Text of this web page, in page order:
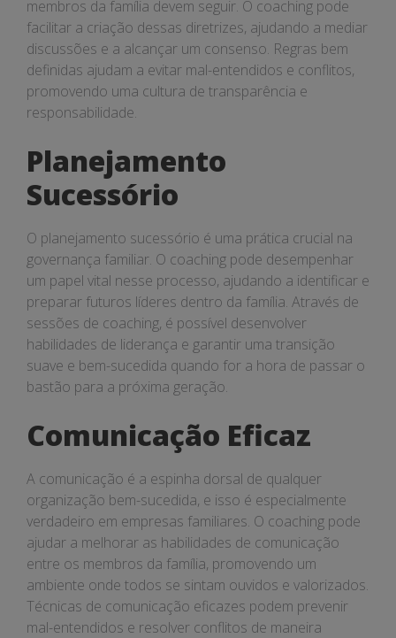
membros da família devem seguir. O coaching pode
facilitar a criação dessas diretrizes, ajudando a mediar
discussões e a alcançar um consenso. Regras bem
definidas ajudam a evitar mal-entendidos e conflitos,
promovendo uma cultura de transparência e
responsabilidade.
Planejamento
Sucessório
O planejamento sucessório é uma prática crucial na
governança familiar. O coaching pode desempenhar
um papel vital nesse processo, ajudando a identificar e
preparar futuros líderes dentro da família. Através de
sessões de coaching, é possível desenvolver
habilidades de liderança e garantir uma transição
suave e bem-sucedida quando for a hora de passar o
bastão para a próxima geração.
Comunicação Eficaz
A comunicação é a espinha dorsal de qualquer
organização bem-sucedida, e isso é especialmente
verdadeiro em empresas familiares. O coaching pode
ajudar a melhorar as habilidades de comunicação
entre os membros da família, promovendo um
ambiente onde todos se sintam ouvidos e valorizados.
Técnicas de comunicação eficazes podem prevenir
mal-entendidos e resolver conflitos de maneira